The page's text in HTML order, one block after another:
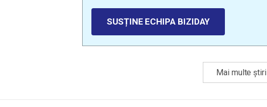
SUSȚINE ECHIPA BIZIDAY
Mai multe știri